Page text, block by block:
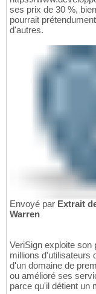
ses prix de 30 %,
pourrait
d'autres.
Envoyé par Extrait
Warren
VeriSign exploite son
millions d'utilisateurs
d'un domaine de
ou amélioré ses
parce qu'il détient un